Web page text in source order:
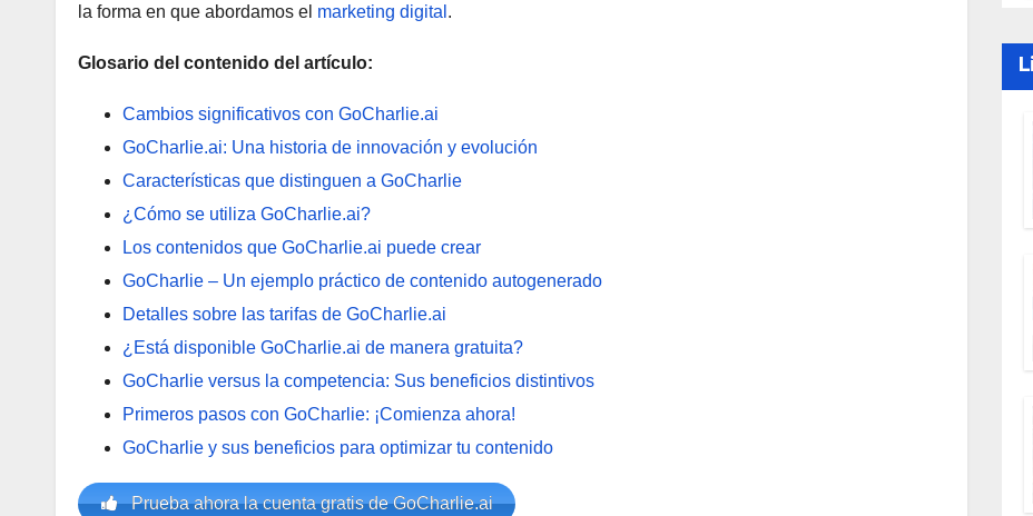
la forma en que abordamos el marketing digital .
Glosario del contenido del artículo:
Cambios significativos con GoCharlie.ai
GoCharlie.ai: Una historia de innovación y evolución
Características que distinguen a GoCharlie
¿Cómo se utiliza GoCharlie.ai?
Los contenidos que GoCharlie.ai puede crear
GoCharlie – Un ejemplo práctico de contenido autogenerado
Detalles sobre las tarifas de GoCharlie.ai
¿Está disponible GoCharlie.ai de manera gratuita?
GoCharlie versus la competencia: Sus beneficios distintivos
Primeros pasos con GoCharlie: ¡Comienza ahora!
GoCharlie y sus beneficios para optimizar tu contenido
Prueba ahora la cuenta gratis de GoCharlie.ai